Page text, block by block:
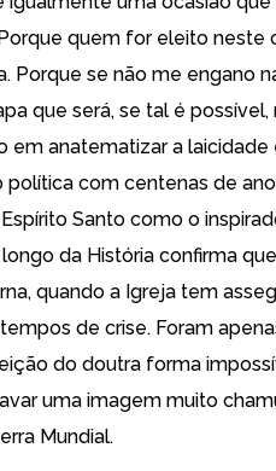
quem for eleito neste
Porque se não me engano
que será, se tal é
em anatematizar a
política com centenas de
Santo como o
da História confirma
quando a Igreja tem
de crise. Foram
do doutra forma
uma imagem muito
Mundial.